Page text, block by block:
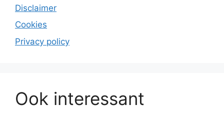
Disclaimer
Cookies
Privacy policy
Ook interessant